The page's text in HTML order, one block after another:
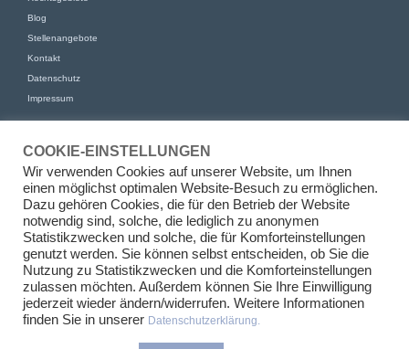
Blog
Stellenangebote
Kontakt
Datenschutz
Impressum
KFR Kirchhoff Franke Riethmüller Partnerschaft von Rechtsanwälten
mbB
Am Kaiserkai 69
20457 Hamburg
Tel+49 (0)40 524 77 00 30
Fax +49 (0)40 524 77 00 31
E-Mailinfo@kfr.law
COOKIE-EINSTELLUNGEN
Wir verwenden Cookies auf unserer Website, um Ihnen
einen möglichst optimalen Website-Besuch zu ermöglichen.
Dazu gehören Cookies, die für den Betrieb der Website
notwendig sind, solche, die lediglich zu anonymen
Statistikzwecken und solche, die für Komforteinstellungen
genutzt werden. Sie können selbst entscheiden, ob Sie die
Nutzung zu Statistikzwecken und die Komforteinstellungen
zulassen möchten. Außerdem können Sie Ihre Einwilligung
jederzeit wieder ändern/widerrufen. Weitere Informationen
finden Sie in unserer Datenschutzerklärung.